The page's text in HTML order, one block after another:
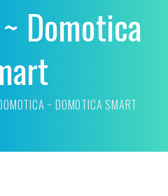
Domotica
~ DOMOTICA SMART